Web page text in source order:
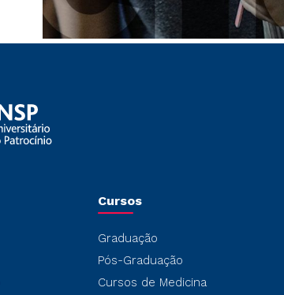
Cursos
Graduação
Pós-Graduação
Cursos de Medicina